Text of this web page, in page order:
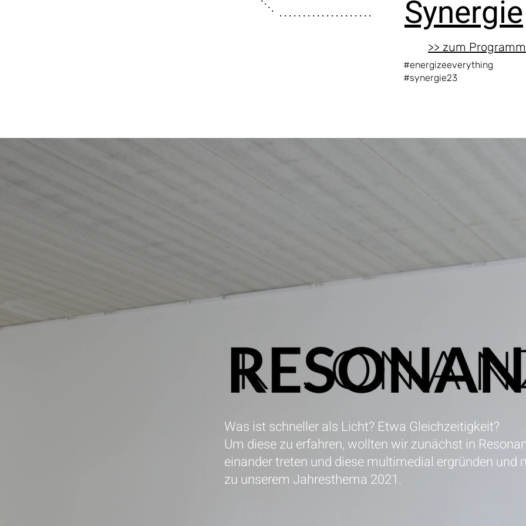
. . . . . . . . . . . . . . . . . . . . Synergie
>> zum Programm
#energizeeverything
#synergie23
Was ist schneller als Licht? Etwa Gleichzeitigkeit?
Um diese zu erfahren, wollten wir zunächst in
einander treten und diese multimedial ergründen und
zu unserem Jahresthema 2021.